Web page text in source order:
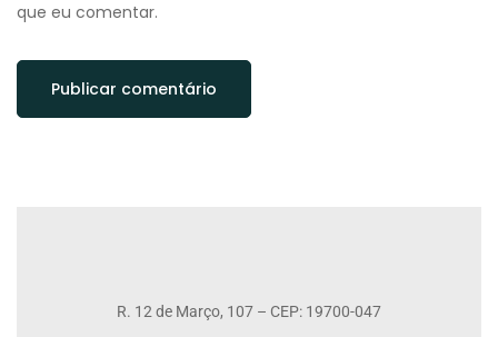
que eu comentar.
R. 12 de Março, 107 – CEP: 19700-047